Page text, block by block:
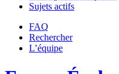
Sujets actifs
FAQ
Rechercher
L’équipe